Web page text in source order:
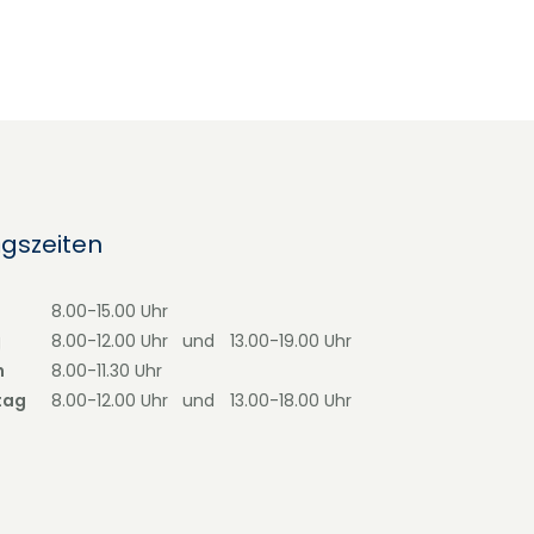
8.00-15.00 Uhr
8.00-12.00 Uhr
8.00-11.30 Uhr
8.00-12.00 Uhr
und
und
13.00-19.00 Uhr
13.00-18.00 Uhr